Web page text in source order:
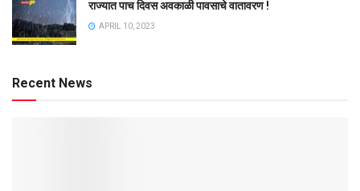
राज्यात पाच दिवस अवकाळी पावसाचे वातावरण !
APRIL 10, 2023
Recent News